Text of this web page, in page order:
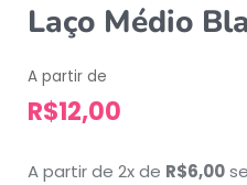
Laço Médio
A partir de
R$12,00
A partir de 2x de R$6,00